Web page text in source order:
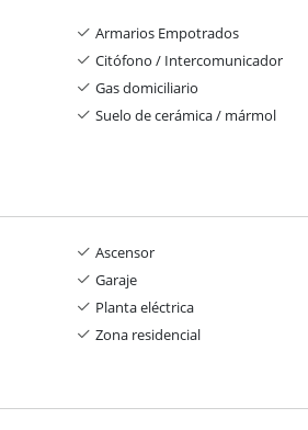
Armarios Empotrados
Citófono / Intercomunicador
Gas domiciliario
Suelo de cerámica / mármol
Ascensor
Garaje
Planta eléctrica
Zona residencial